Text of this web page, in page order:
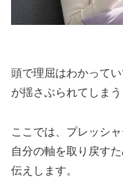
頭で理屈はわかって
が揺さぶられてしまう
ここでは、プレッシ
自分の軸を取り戻す
伝えします。